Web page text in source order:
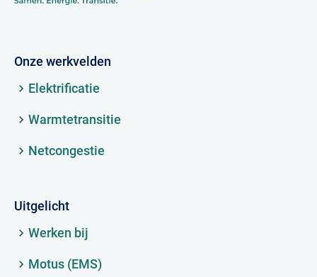
Onze werkvelden
Elektrificatie
Warmtetransitie
Netcongestie
Uitgelicht
Werken bij
Motus (EMS)